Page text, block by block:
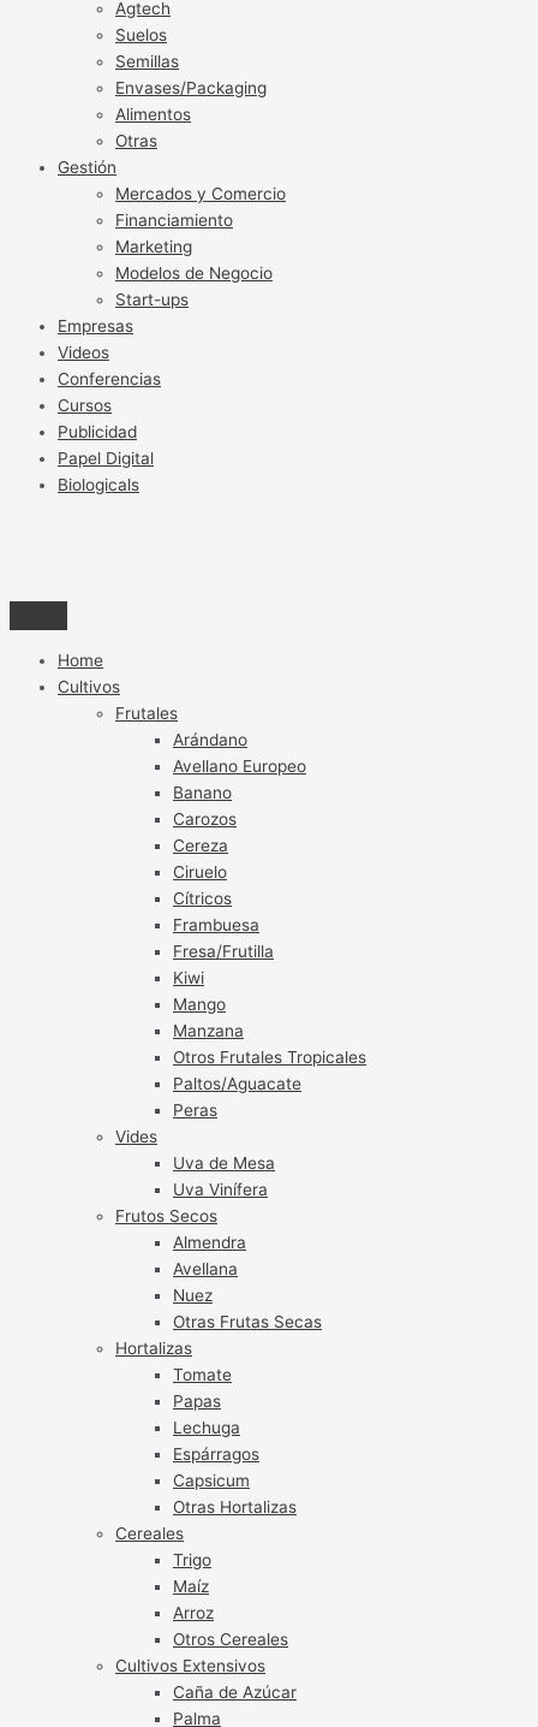
Agtech
Suelos
Semillas
Envases/Packaging
Alimentos
Otras
Gestión
Mercados y Comercio
Financiamiento
Marketing
Modelos de Negocio
Start-ups
Empresas
Videos
Conferencias
Cursos
Publicidad
Papel Digital
Biologicals
Home
Cultivos
Frutales
Arándano
Avellano Europeo
Banano
Carozos
Cereza
Ciruelo
Cítricos
Frambuesa
Fresa/Frutilla
Kiwi
Mango
Manzana
Otros Frutales Tropicales
Paltos/Aguacate
Peras
Vides
Uva de Mesa
Uva Vinífera
Frutos Secos
Almendra
Avellana
Nuez
Otras Frutas Secas
Hortalizas
Tomate
Papas
Lechuga
Espárragos
Capsicum
Otras Hortalizas
Cereales
Trigo
Maíz
Arroz
Otros Cereales
Cultivos Extensivos
Caña de Azúcar
Palma